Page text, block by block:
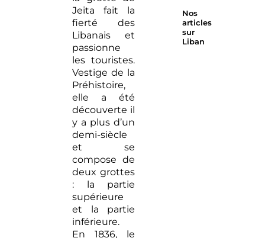
Jeita fait la
fierté des
Libanais et
passionne
les touristes.
Vestige de la
Préhistoire,
elle a été
découverte il
y a plus d’un
demi-siècle
et se
compose de
deux grottes
: la partie
supérieure
et la partie
inférieure.
En 1836, le
Nos
articles
sur
Liban